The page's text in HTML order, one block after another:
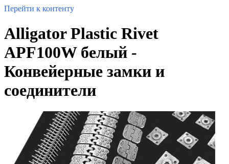
Перейти к контенту
Alligator Plastic Rivet
APF100W белый -
Конвейерные замки и
соединители